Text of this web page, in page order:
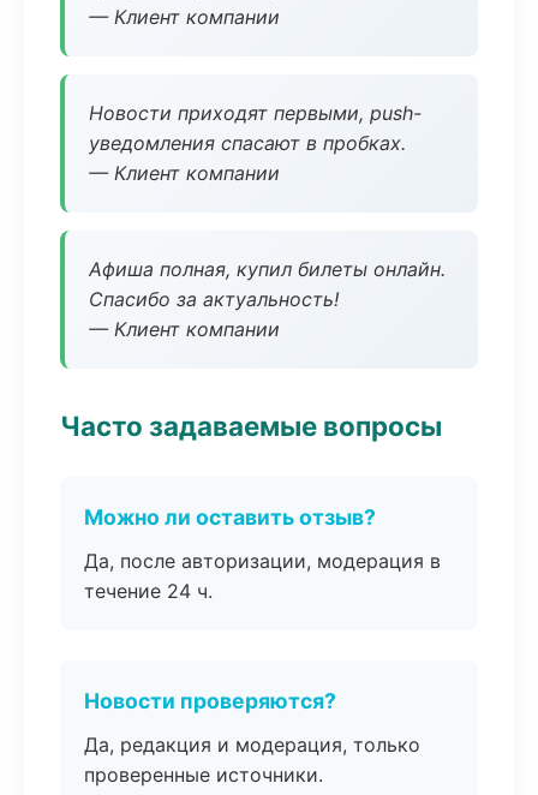
— Клиент компании
Новости приходят первыми, push-
уведомления спасают в пробках.
— Клиент компании
Афиша полная, купил билеты онлайн.
Спасибо за актуальность!
— Клиент компании
Часто задаваемые вопросы
Можно ли оставить отзыв?
Да, после авторизации, модерация в
течение 24 ч.
Новости проверяются?
Да, редакция и модерация, только
проверенные источники.